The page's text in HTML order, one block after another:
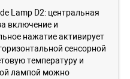
Lamp D2: центральная
включение и
нажатие активирует
сенсорной
температуру и
лампой можно